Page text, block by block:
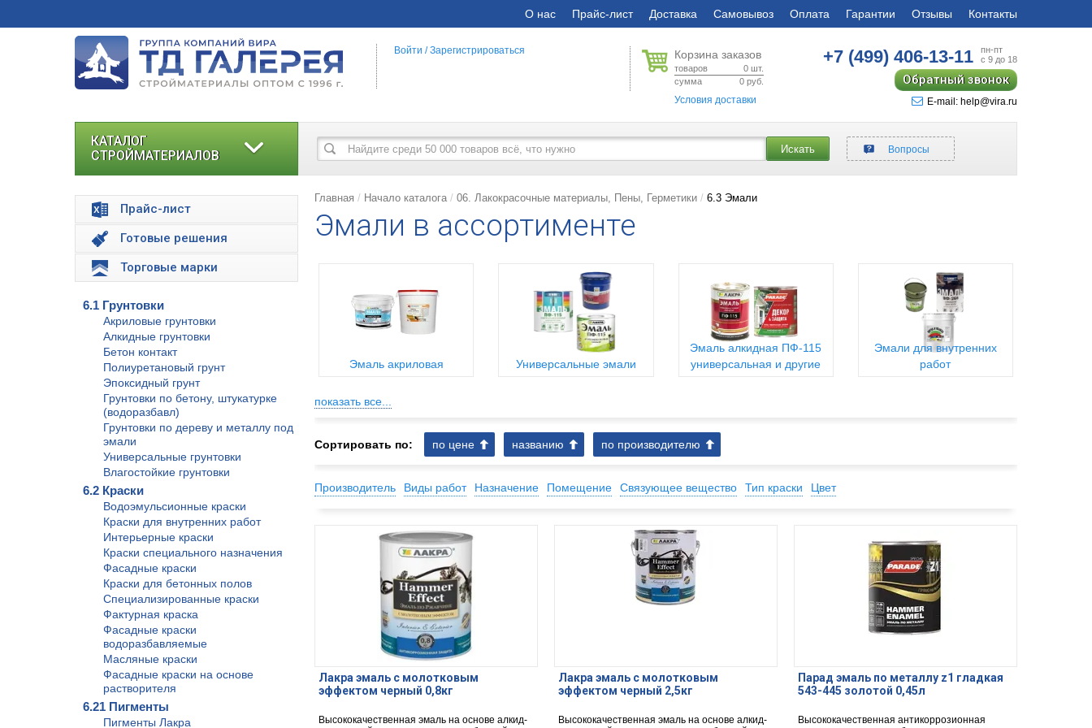
О нас Прайс-лист Доставка Самовывоз Оплата Гарантии Отзывы Контакты
Корзина заказов
товаров 0 шт.
сумма
0 руб.
Условия доставки
+7 (499)406-13-11
пн-пт
с 9 до 18
Обратный звонок
E-mail: help@vira.ru
Войти /Зарегистрироваться
КАТАЛОГ
СТРОЙМАТЕРИАЛОВ
Прайс-лист
Готовые решения
Торговые марки
6.1 Грунтовки
Акриловые грунтовки
Алкидные грунтовки
Бетон контакт
Полиуретановый грунт
Эпоксидный грунт
Грунтовки по бетону, штукатурке
(водоразбавл)
Грунтовки по дереву и металлу под
эмали
Универсальные грунтовки
Влагостойкие грунтовки
6.2 Краски
Водоэмульсионные краски
Краски для внутренних работ
Интерьерные краски
Краски специального назначения
Фасадные краски
Краски для бетонных полов
Специализированные краски
Фактурная краска
Фасадные краски
водоразбавляемые
Масляные краски
Фасадные краски на основе
растворителя
6.21 Пигменты
Пигменты Лакра
Искать Вопросы
Главная Начало каталога 06. Лакокрасочные материалы, Пены, Герметики 6.3 Эмали
Эмали в ассортименте
Эмаль акриловая Универсальные эмали
Эмаль алкидная ПФ-115
универсальная и другие
Эмали для внутренних
работ
показать все...
Сортировать по: по цене названию по производителю
Производитель Виды работ Назначение Помещение Связующее вещество Тип краски Цвет
Лакра эмаль с молотковым
эффектом черный 0,8кг
Высококачественная эмаль на основе алкид-
Лакра эмаль с молотковым
эффектом черный 2,5кг
Высококачественная эмаль на основе алкид-
Парад эмаль по металлу z1 гладкая
543-445 золотой 0,45л
Высококачественная антикоррозионная